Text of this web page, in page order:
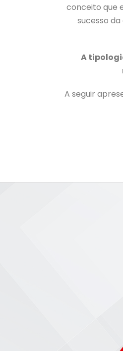
conceito que
sucesso
A
A seguir